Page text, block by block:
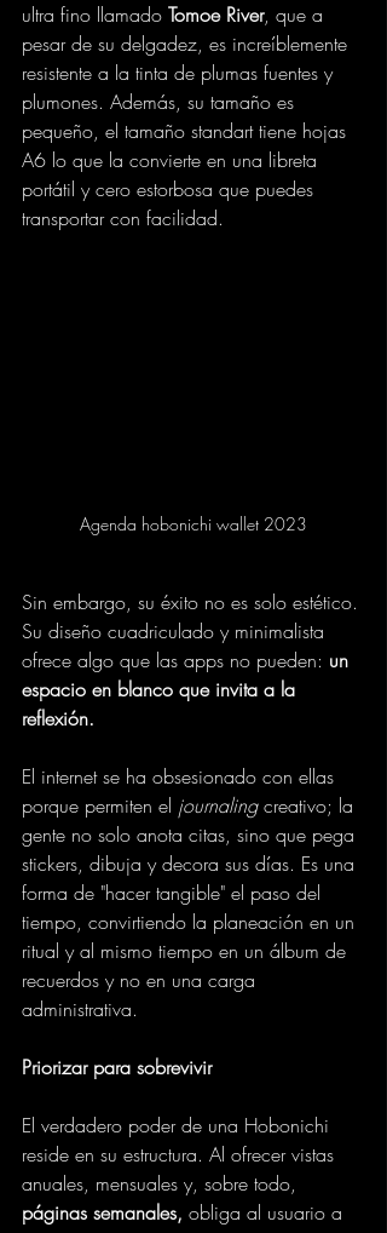
ultra fino llamado Tomoe River, que a
pesar de su delgadez, es increíblemente
resistente a la tinta de plumas fuentes y
plumones. Además, su tamaño es
pequeño, el tamaño standart tiene hojas
A6 lo que la convierte en una libreta
portátil y cero estorbosa que puedes
transportar con facilidad.
Agenda hobonichi wallet 2023
Sin embargo, su éxito no es solo estético.
Su diseño cuadriculado y minimalista
ofrece algo que las apps no pueden: un
espacio en blanco que invita a la
reflexión.
El internet se ha obsesionado con ellas
porque permiten el journaling creativo; la
gente no solo anota citas, sino que pega
stickers, dibuja y decora sus días. Es una
forma de "hacer tangible" el paso del
tiempo, convirtiendo la planeación en un
ritual y al mismo tiempo en un álbum de
recuerdos y no en una carga
administrativa.
Priorizar para sobrevivir
El verdadero poder de una Hobonichi
reside en su estructura. Al ofrecer vistas
anuales, mensuales y, sobre todo,
páginas semanales, obliga al usuario a